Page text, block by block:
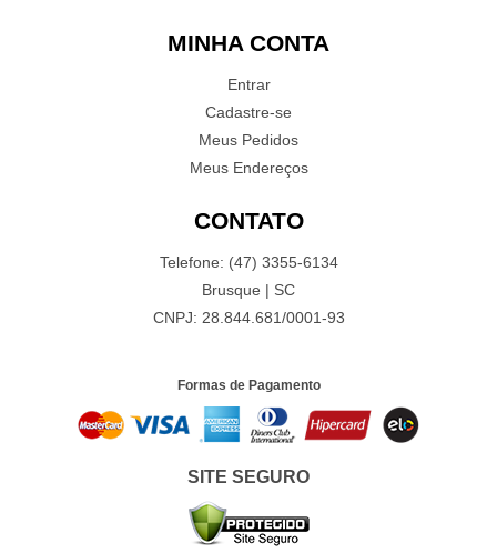
MINHA CONTA
Entrar
Cadastre-se
Meus Pedidos
Meus Endereços
CONTATO
Telefone: (47) 3355-6134
Brusque | SC
CNPJ: 28.844.681/0001-93
Formas de Pagamento
SITE SEGURO